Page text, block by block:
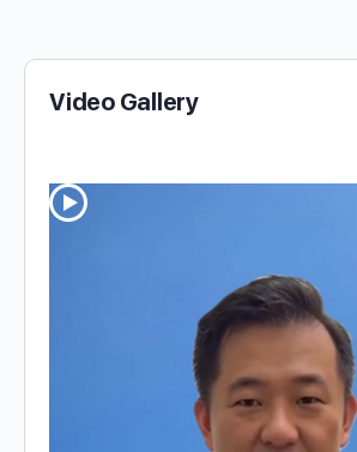
Video Gallery